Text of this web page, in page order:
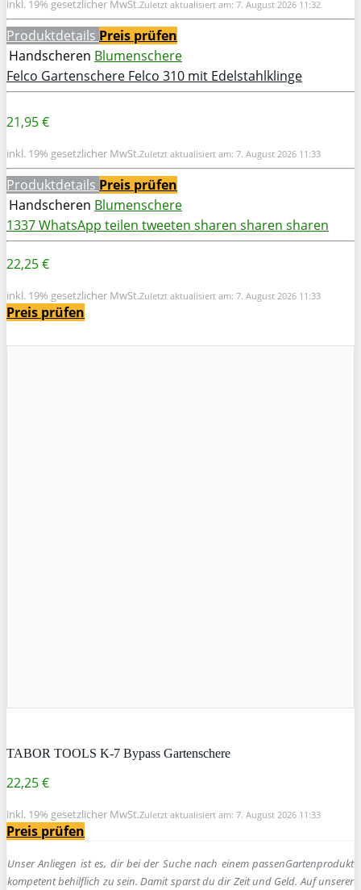
inkl. 19% gesetzlicher MwSt.Zuletzt aktualisiert am: 7. August 2026 11:32
Produktdetails Preis prüfen
Handscheren Blumenschere
Felco Gartenschere Felco 310 mit Edelstahlklinge
21,95 €
inkl. 19% gesetzlicher MwSt.Zuletzt aktualisiert am: 7. August 2026 11:33
Produktdetails Preis prüfen
Handscheren Blumenschere
1337WhatsApp teilen tweeten sharen sharen sharen
22,25 €
inkl. 19% gesetzlicher MwSt.Zuletzt aktualisiert am: 7. August 2026 11:33
Preis prüfen
TABOR TOOLS K-7 Bypass Gartenschere
22,25 €
inkl. 19% gesetzlicher MwSt.Zuletzt aktualisiert am: 7. August 2026 11:33
Preis prüfen
Unser Anliegen ist es, dir bei der Suche nach einem passenGartenprodukt
kompetent behilflich zu sein.Damit sparst du dir Zeit und Geld. Auf unserer